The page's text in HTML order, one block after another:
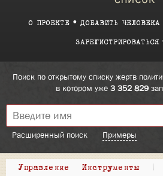
О ПРОЕКТЕ ДОБАВИТЬ ЧЕЛОВЕКА
ЗАРЕГИСТРИРОВАТЬСЯ
Поиск по открытому списку жертв
в котором уже 3 352 829
Расширенный поиск Примеры
Управление Инструменты |